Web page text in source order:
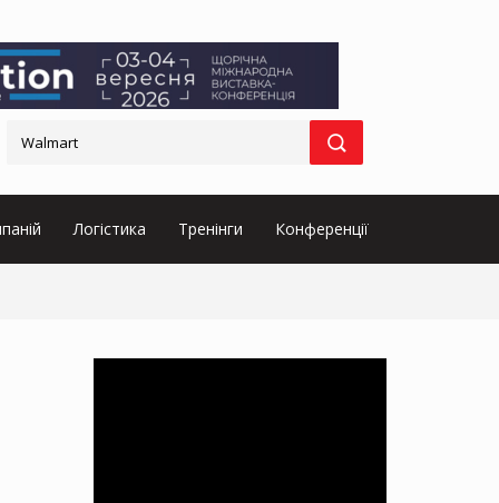
Логістика Тренінги Конференції